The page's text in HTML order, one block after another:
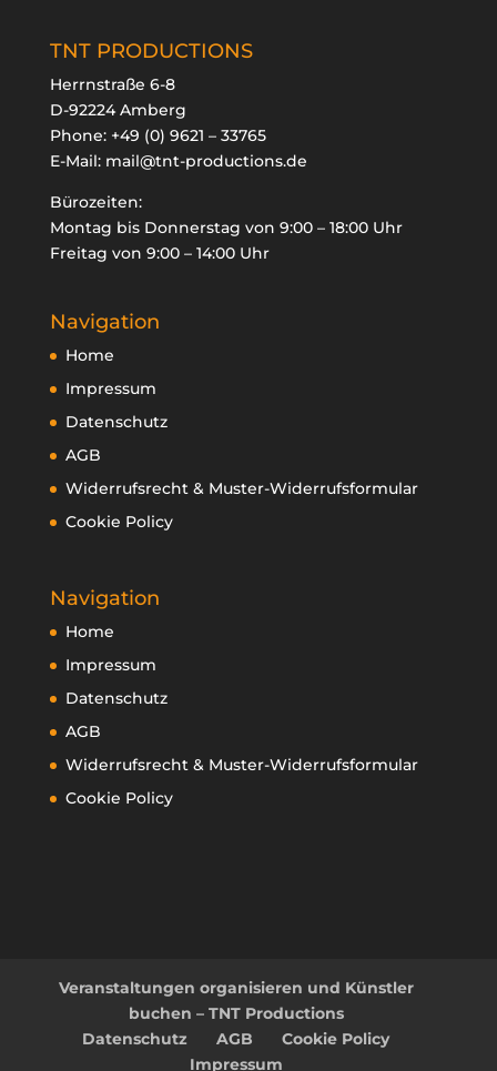
TNT PRODUCTIONS
Herrnstraße 6-8
D-92224 Amberg
Phone: +49 (0) 9621 – 33765
E-Mail: mail@tnt-productions.de
Bürozeiten:
Montag bis Donnerstag von 9:00 – 18:00 Uhr
Freitag von 9:00 – 14:00 Uhr
Navigation
Home
Impressum
Datenschutz
AGB
Widerrufsrecht & Muster-Widerrufsformular
Cookie Policy
Navigation
Home
Impressum
Datenschutz
AGB
Widerrufsrecht & Muster-Widerrufsformular
Cookie Policy
Veranstaltungen organisieren und Künstler
buchen – TNT Productions
Datenschutz
AGB
Cookie Policy
Impressum